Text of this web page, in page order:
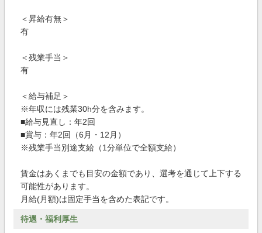
＜昇給有無＞
有
＜残業手当＞
有
＜給与補足＞
※年収には残業30h分を含みます。
■給与見直し：年2回
■賞与：年2回（6月・12月）
※残業手当別途支給（1分単位で全額支給）
賃金はあくまでも目安の金額であり、選考を通じて上下する
可能性があります。
月給(月額)は固定手当を含めた表記です。
待遇・福利厚生